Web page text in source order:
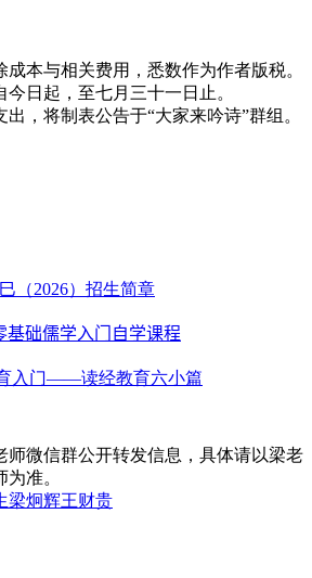
成本与相关费用，悉数作为作者版税。
今日起，至七月三十一日止。
出，将制表公告于“大家来吟诗”群组。
（2026）招生简章
基础儒学入门自学课程
入门——读经教育六小篇
师微信群公开转发信息，具体请以梁老
准。
梁炯辉王财贵